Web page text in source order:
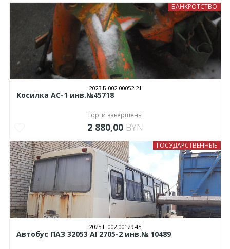
БАНКРОТСТВО
2023.Б.002.00052.21
Косилка АС-1 инв.№45718
Торги завершены
2 880,00 BYN
ГОСУДАРСТВЕННЫЕ
2025.Г.002.00129.45
Автобус ПАЗ 32053 АI 2705-2 инв.№ 10489